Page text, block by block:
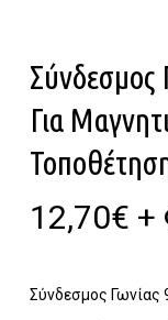
Σύνδεσμος
Για
12,70€ +
Σύνδεσμος Γωνίας